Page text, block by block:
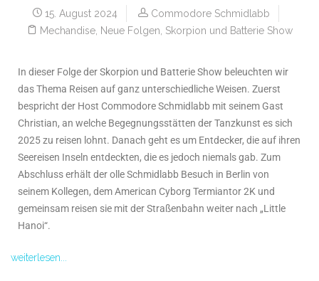
15. August 2024
Commodore Schmidlabb
Mechandise, Neue Folgen Skorpion und Batterie Show
In dieser Folge der Skorpion und Batterie Show beleuchten wir
das Thema Reisen auf ganz unterschiedliche Weisen. Zuerst
bespricht der Host Commodore Schmidlabb mit seinem Gast
Christian, an welche Begegnungsstätten der Tanzkunst es sich
2025 zu reisen lohnt. Danach geht es um Entdecker, die auf ihren
Seereisen Inseln entdeckten, die es jedoch niemals gab. Zum
Abschluss erhält der olle Schmidlabb Besuch in Berlin von
seinem Kollegen, dem American Cyborg Termiantor 2K und
gemeinsam reisen sie mit der Straßenbahn weiter nach „Little
Hanoi“.
weiterlesen...